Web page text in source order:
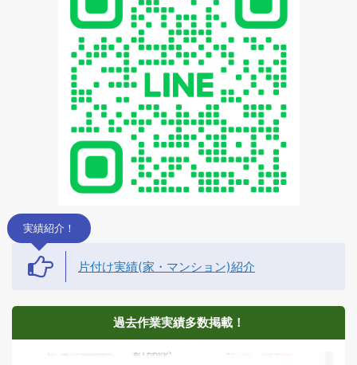
実績紹介！
片付け実績(家・マンション)紹介
過去作業実績多数掲載！